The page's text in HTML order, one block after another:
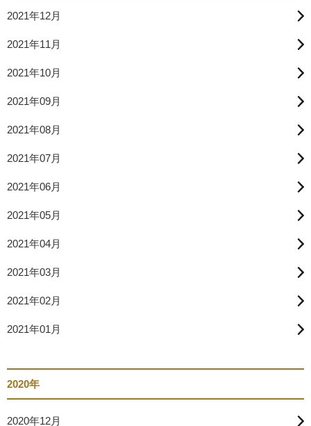
2021年12月
2021年11月
2021年10月
2021年09月
2021年08月
2021年07月
2021年06月
2021年05月
2021年04月
2021年03月
2021年02月
2021年01月
2020年
2020年12月